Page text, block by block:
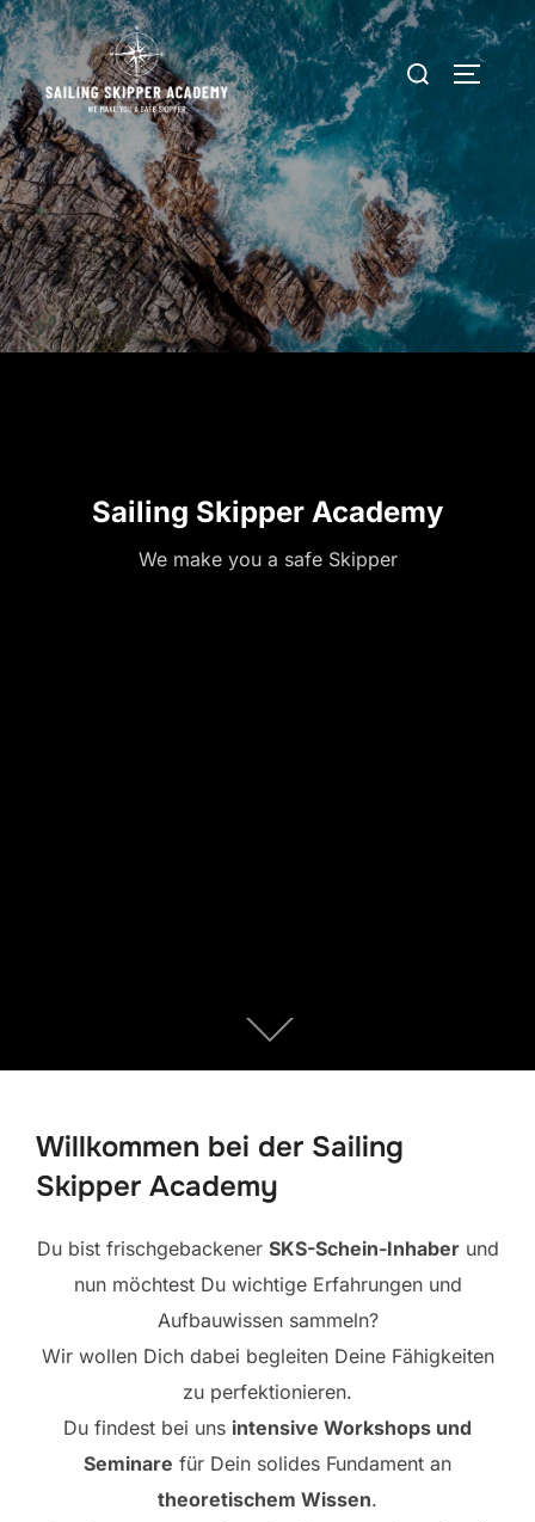
Zum
Inhalt
springen
Suchen
nach:
Sailing Skipper Academy
We make you a safe Skipper
Zum
Inhalt
Willkommen bei der Sailing
Skipper Academy
Du bist frischgebackener SKS-Schein-Inhaberund
nun möchtest Du wichtige Erfahrungen und
Aufbauwissen sammeln?
Wir wollen Dich dabei begleiten Deine Fähigkeiten
zu perfektionieren.
Du findest bei uns intensive Workshops und
Seminare für Dein solides Fundament an
theoretischem Wissen.